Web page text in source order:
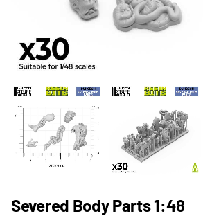
Severed Body Parts 1:48